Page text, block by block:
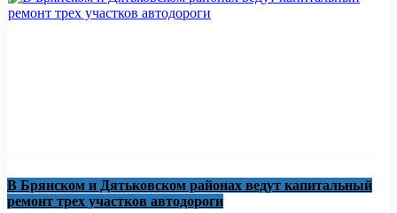
В Брянском и Дятьковском районах ведут капитальный
ремонт трех участков автодороги